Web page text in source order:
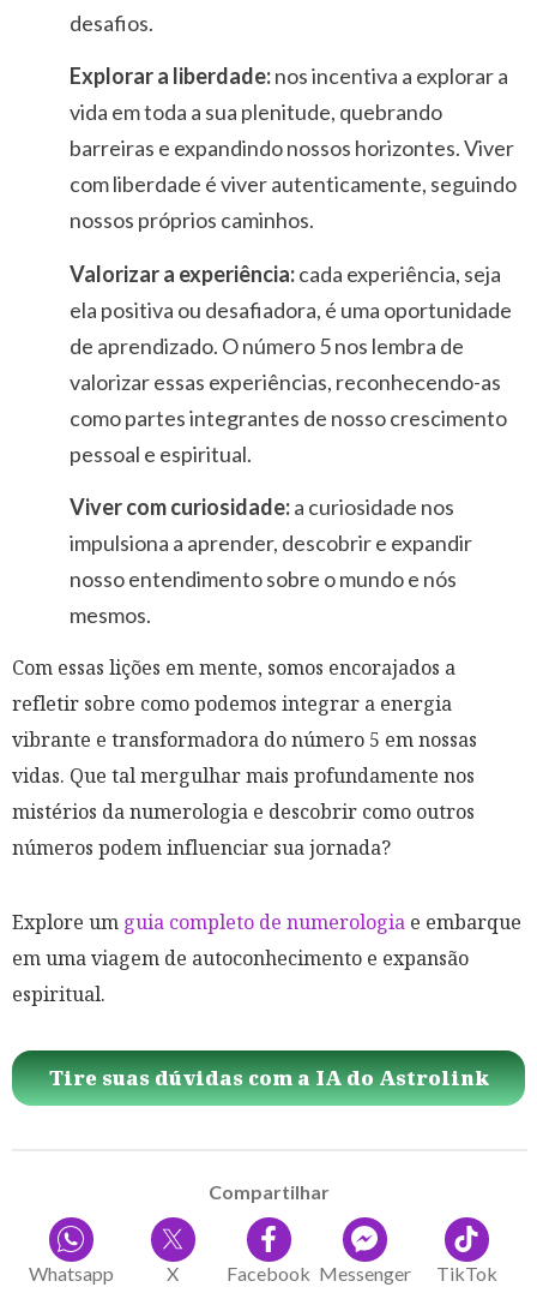
desafios.
Explorar a liberdade:nos incentiva a explorar a
vida em toda a sua plenitude, quebrando
barreiras e expandindo nossos horizontes. Viver
com liberdade é viver autenticamente, seguindo
nossos próprios caminhos.
Valorizar a experiência:cada experiência, seja
ela positiva ou desafiadora, é uma oportunidade
de aprendizado. O número 5 nos lembra de
valorizar essas experiências, reconhecendo-as
como partes integrantes de nosso crescimento
pessoal e espiritual.
Viver com curiosidade:a curiosidade nos
impulsiona a aprender, descobrir e expandir
nosso entendimento sobre o mundo e nós
mesmos.
Com essas lições em mente, somos encorajados a
refletir sobre como podemos integrar a energia
vibrante e transformadora do número 5 em nossas
vidas. Que tal mergulhar mais profundamente nos
mistérios da numerologia e descobrir como outros
números podem influenciar sua jornada?
Explore um guia completo de numerologia e embarque
em uma viagem de autoconhecimento e expansão
espiritual.
Tire suas dúvidas com a IA do Astrolink
Compartilhar
Whatsapp X Facebook Messenger TikTok